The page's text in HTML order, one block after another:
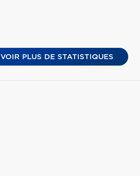
VOIR PLUS DE STATISTIQUES